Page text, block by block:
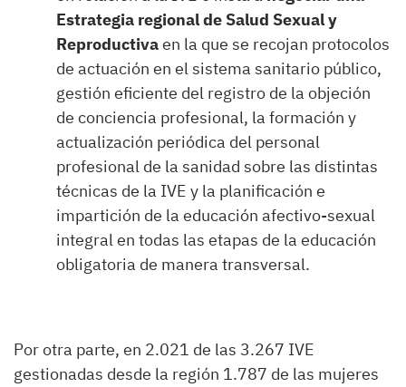
Estrategia regional de Salud Sexual y
Reproductivaen la que se recojan protocolos
de actuación en el sistema sanitario público,
gestión eficiente del registro de la objeción
de conciencia profesional, la formación y
actualización periódica del personal
profesional de la sanidad sobre las distintas
técnicas de la IVE y la planificación e
impartición de la educación afectivo-sexual
integral en todas las etapas de la educación
obligatoria de manera transversal.
Por otra parte, en 2.021 de las 3.267 IVE
gestionadas desde la región 1.787 de las mujeres